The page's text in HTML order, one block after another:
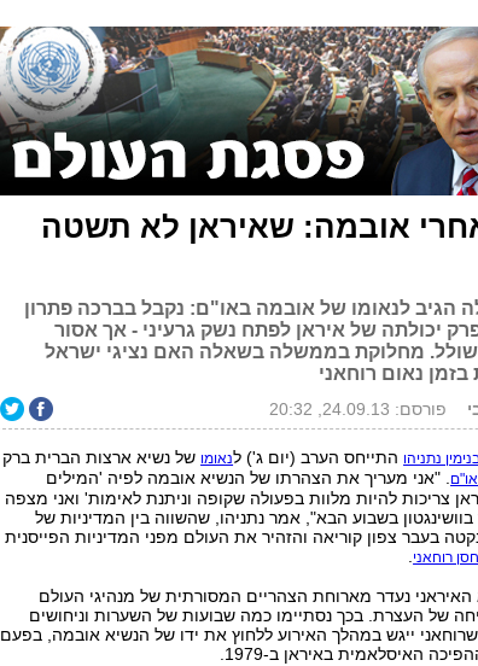
אחרי אובמה: שאיראן לא תשטה
לנאומו של אובמה באו"ם: נקבל בברכה פתרון
יכולתה של איראן לפתח נשק גרעיני - אך אסור
מחלוקת בממשלה בשאלה האם נציגי ישראל
נאום רוחאני
פורסם: 24.09.13, 20:32
נתניהו התייחס הערב (יום ג') לנאומו של נשיא ארצות הברית ברק
. "אני מעריך את הצהרתו של הנשיא אובמה לפיה 'המילים
צריכות להיות מלוות בפעולה שקופה וניתנת לאימות' ואני מצפה
בוושינגטון בשבוע הבא", אמר נתניהו, שהשווה בין המדיניות של
בעבר צפון קוריאה והזהיר את העולם מפני המדיניות הפייסנית
חסן רוחאני.
האיראני נעדר מארוחת הצהריים המסורתית של מנהיגי העולם
של העצרת. בכך נסתיימו כמה שבועות של השערות וניחושים
ייגש במהלך האירוע ללחוץ את ידו של הנשיא אובמה, בפעם
האיסלאמית באיראן ב-1979.